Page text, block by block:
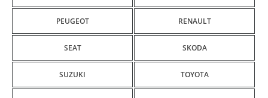
PEUGEOT RENAULT
SEAT SKODA
SUZUKI TOYOTA